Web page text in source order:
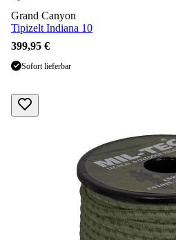
Grand Canyon
Tipizelt Indiana 10
399,95 €
Sofort lieferbar